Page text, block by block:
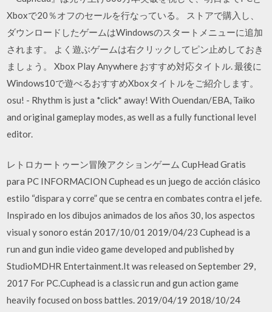
Xboxで20％オフのセールを行なっている。 ストアで購入し、
ダウンロードしたゲームはWindowsのスタートメニューに追加
されます。 よく遊ぶゲームは右クリックしてピン止めしておき
ましょう。 Xbox Play Anywhere おすすめ対応タイトル. 最後に
Windows10で遊べるおすすめXboxタイトルをご紹介します。
osu! - Rhythm is just a *click* away! With Ouendan/EBA, Taiko
and original gameplay modes, as well as a fully functional level
editor.
レトロカートゥーン冒険アクションゲーム CupHead Gratis
para PC INFORMACION Cuphead es un juego de acción clásico
estilo “dispara y corre” que se centra en combates contra el jefe.
Inspirado en los dibujos animados de los años 30, los aspectos
visual y sonoro están 2017/10/01 2019/04/23 Cuphead is a
run and gun indie video game developed and published by
StudioMDHR Entertainment.It was released on September 29,
2017 For PC.Cuphead is a classic run and gun action game
heavily focused on boss battles. 2019/04/19 2018/10/24